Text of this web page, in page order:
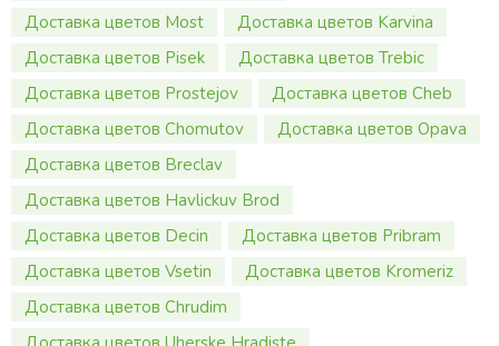
Доставка цветов Most
Доставка цветов Karvina
Доставка цветов Pisek
Доставка цветов Trebic
Доставка цветов Prostejov
Доставка цветов Cheb
Доставка цветов Chomutov
Доставка цветов Opava
Доставка цветов Breclav
Доставка цветов Havlickuv Brod
Доставка цветов Decin
Доставка цветов Pribram
Доставка цветов Vsetin
Доставка цветов Kromeriz
Доставка цветов Chrudim